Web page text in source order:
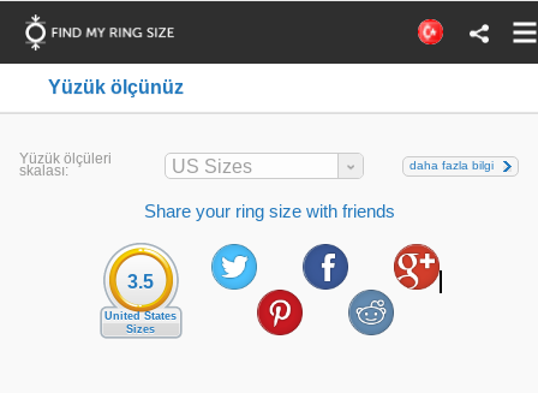
Yüzük ölçünüz
Yüzük ölçüleri
skalası: US Sizes daha fazla bilgi
Share your ring size with friends
3.5
United States
Sizes